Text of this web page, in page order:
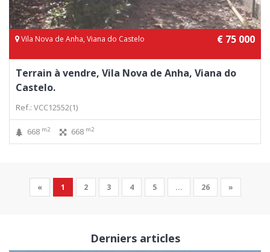
Vila Nova de Anha, Viana do Castelo € 75 000
Terrain à vendre, Vila Nova de Anha, Viana do
Castelo.
Ref.: VCC12552(1)
668 m2 668 m2
« 1 2 3 4 5 ... 26 »
Derniers articles